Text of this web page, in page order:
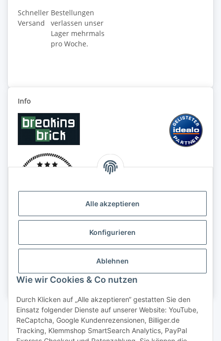
Alle akzeptieren
Konfigurieren
Ablehnen
Wie wir Cookies & Co nutzen
Durch Klicken auf „Alle akzeptieren“ gestatten Sie den
Einsatz folgender Dienste auf unserer Website: YouTube,
ReCaptcha, Google Kundenrezensionen, Billiger.de
Tracking, Klemmshop SmartSearch Analytics, PayPal
Schneller
Versand
Bestellungen
verlassen unser
Lager mehrmals
pro Woche.
Info
Vertrag widerrufen